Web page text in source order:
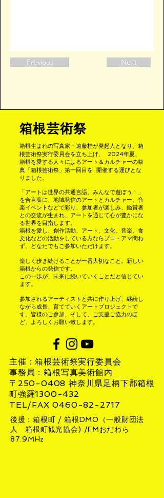
Previous Next
箱根芸術祭
箱根生まれの写真家・遠藤桂が発起人となり、箱
根芸術祭実行委員会を立ち上げ、 2024年夏、
箱根を愛する人々によるアート＆カルチャーの祭
典「箱根芸術祭」 第一回目を 開催する運びとな
りました。
「アートは世界の共通言語。みんなで遊ぼう！」
を合言葉に、地域発信のアートと カルチャー、音
楽イベントなどで彩り、参加者が楽しみ、鑑賞者
との交流が生まれ、 アートを通じて心が豊かにな
る世界を目指します。
箱根を愛し、創作活動、アート、文化、音楽、食
文化などの活動をしている方ならプロ・アマ問わ
ず、どなたでもご参加いただけます。
楽しく歩き続けることが一番大切なこと。新しい
箱根からの発信です。
この一歩が、未来に続いていくことだと信じてい
ます。
参加されるアーティストと共に作り上げ、継続し
ながら成長、育てていくアートプロジェクトで
す。皆様のご参加、そして、ご支援ご協力のほ
ど、よろしくお願い致します。
主催：箱根芸術祭実行委員会
事務局：箱根写真美術館内
〒250-0408 神奈川県足柄下郡箱根
町強羅1300-432
TEL/FAX 0460-82-2717
​後援：箱根町 / 箱根DMO（一般財団法
人 箱根町観光協会) /FMおだわら
87.9MHz